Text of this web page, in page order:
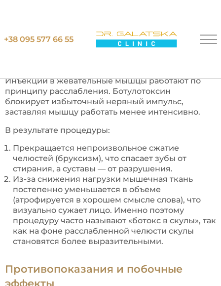
+38 095 577 66 55
Главная Уколы ботокса в скулы
Инъекции в жевательные мышцы работают по
принципу расслабления. Ботулотоксин
блокирует избыточный нервный импульс,
заставляя мышцу работать менее интенсивно.
В результате процедуры:
Прекращается непроизвольное сжатие
челюстей (бруксизм), что спасает зубы от
стирания, а суставы — от разрушения.
Из-за снижения нагрузки мышечная ткань
постепенно уменьшается в объеме
(атрофируется в хорошем смысле слова), что
визуально сужает лицо. Именно поэтому
процедуру часто называют «ботокс в скулы», так
как на фоне расслабленной челюсти скулы
становятся более выразительными.
Противопоказания и побочные
эффекты